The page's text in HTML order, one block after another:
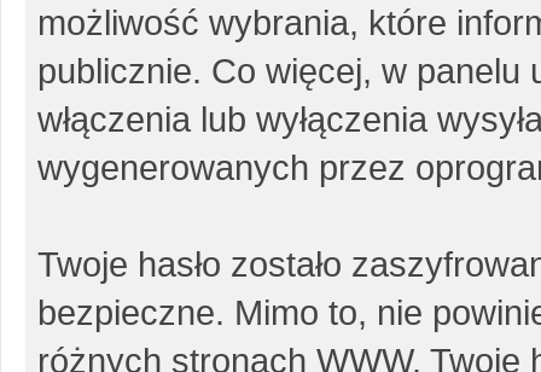
możliwość wybrania, które
publicznie. Co więcej, w
włączenia lub wyłączenia
wygenerowanych przez
Twoje hasło zostało
bezpieczne. Mimo to, nie
różnych stronach WWW. Twoje